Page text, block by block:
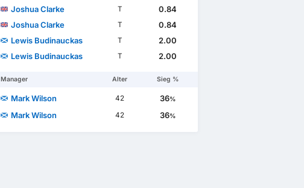
Joshua Clarke T
0.84
Joshua Clarke
T
0.84
Lewis Budinauckas
T
2.00
Lewis Budinauckas
T 2.00
Manager Alter Sieg %
Mark Wilson 42 36%
Mark Wilson 42 36%